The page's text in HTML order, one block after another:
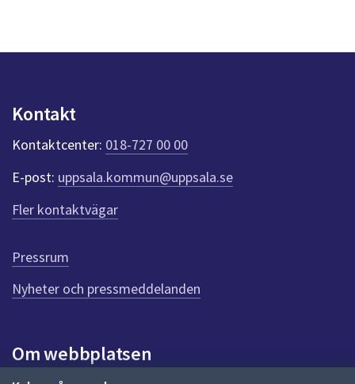
p
k
t
e
f
r
d
n
n
a
a
Kontakt
Kontaktcenter: 018-727 00 00
E-post: uppsala.kommun@uppsala.se
Fler kontaktvägar
Pressrum
Nyheter och pressmeddelanden
Om webbplatsen